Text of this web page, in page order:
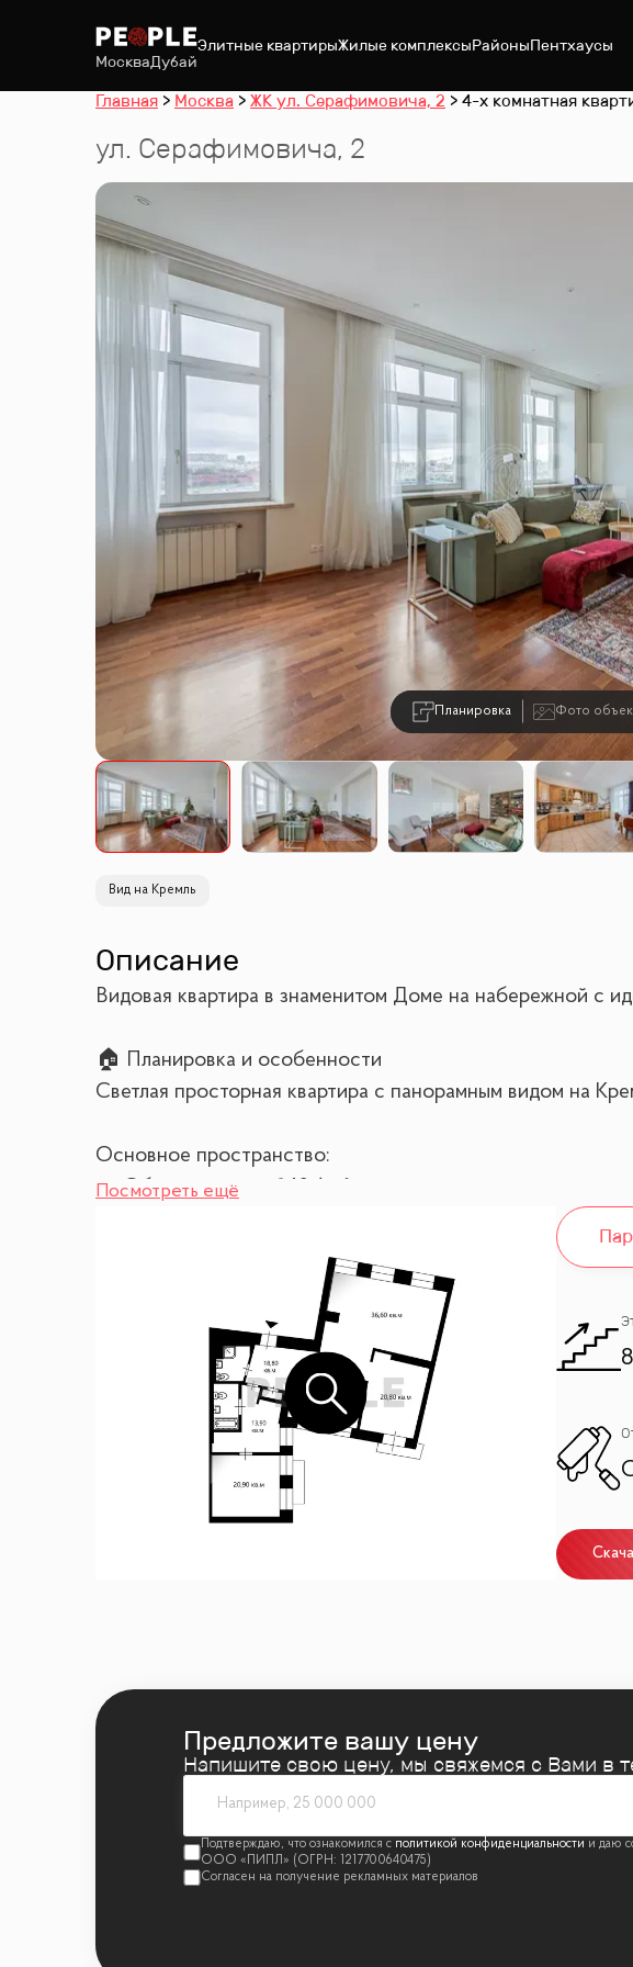
МоскваДубай
Элитные квартирыЖилые комплексыРайоныПентхаусы
Главная Москва ЖК ул. Серафимовича, 2 4-х комнатная
ул. Серафимовича, 2
Планировка Фото
Вид на Кремль
Описание
Видовая квартира в знаменитом Доме на набережной с
🏠 Планировка и особенности
Светлая просторная квартира с панорамным видом на
Основное пространство:
— Общая площадь 140,6 м²
— 2 санузла (совмещённый + гостевой)
— Отдельная гардеробная
— Высокие потолки
Рекомендованное зонирование:
— Гостиная зона: просторная комната 38,6 м² с
— Кухонная зона: 20,8 м² с гарнитуром и встраиваемой
— Private zone: две спальни 15,7 м² и 20,9 м² с видом в
— Ремонт выполнен в сдержанной светлой цветовой
— Точечные светильники
— Система кондиционирования
— Готовность к комфортному проживанию без
🏙 О доме
— Объект культурного наследия регионального значения
Посмотреть ещё
Предложите вашу цену
Напишите свою цену, мы свяжемся с Вами в
политикой конфиденциальности